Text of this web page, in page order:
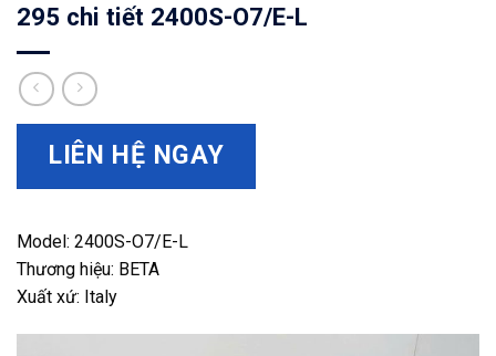
295 chi tiết 2400S-O7/E-L
LIÊN HỆ NGAY
Model: 2400S-O7/E-L
Thương hiệu: BETA
Xuất xứ: Italy